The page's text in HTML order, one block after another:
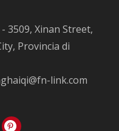
3509, Xinan Street,
Provincia di
link.com